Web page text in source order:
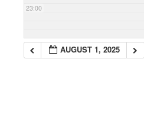
23:00
AUGUST 1, 2025